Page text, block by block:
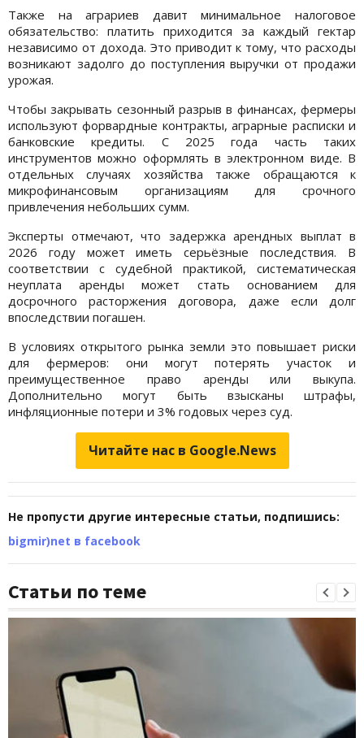
Также на аграриев давит минимальное налоговое
обязательство: платить приходится за каждый гектар
независимо от дохода. Это приводит к тому, что расходы
возникают задолго до поступления выручки от продажи
урожая.
Чтобы закрывать сезонный разрыв в финансах, фермеры
используют форвардные контракты, аграрные расписки и
банковские кредиты. С 2025 года часть таких
инструментов можно оформлять в электронном виде. В
отдельных случаях хозяйства также обращаются к
микрофинансовым организациям для срочного
привлечения небольших сумм.
Эксперты отмечают, что задержка арендных выплат в
2026 году может иметь серьёзные последствия. В
соответствии с судебной практикой, систематическая
неуплата аренды может стать основанием для
досрочного расторжения договора, даже если долг
впоследствии погашен.
В условиях открытого рынка земли это повышает риски
для фермеров: они могут потерять участок и
преимущественное право аренды или выкупа.
Дополнительно могут быть взысканы штрафы,
инфляционные потери и 3% годовых через суд.
Читайте нас в Google.News
Не пропусти другие интересные статьи, подпишись:
bigmir)net в facebook
Статьи по теме